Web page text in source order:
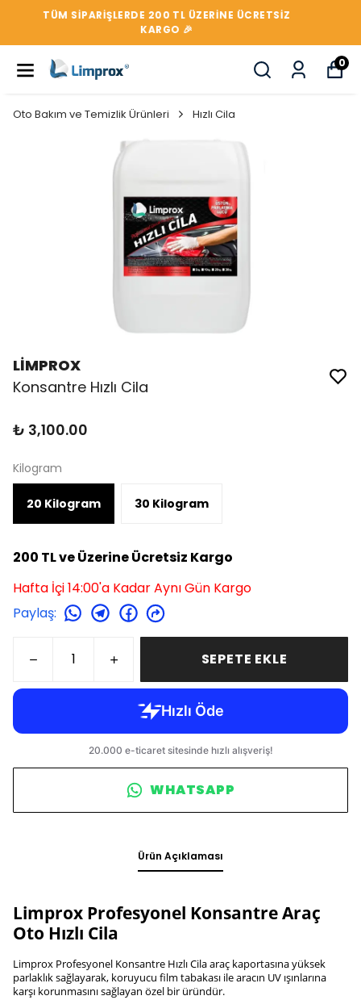
TÜM SIPARIŞLERDE 200 TL ÜZERİNE ÜCRETSİZ
KARGO 🎉
0
Oto Bakım ve Temizlik Ürünleri Hızlı Cila
LİMPROX
Konsantre Hızlı Cila
₺ 3,100.00
Kilogram
20 Kilogram 30 Kilogram
200 TL ve Üzerine Ücretsiz Kargo
Hafta İçi 14:00'a Kadar Aynı Gün Kargo
Paylaş:
SEPETE EKLE
WHATSAPP
Ürün Açıklaması
Limprox Profesyonel Konsantre Araç
Oto Hızlı Cila
Limprox Profesyonel Konsantre Hızlı Cila araç kaportasına yüksek
parlaklık sağlayarak, koruyucu film tabakası ile aracın UV ışınlarına
karşı korunmasını sağlayan özel bir üründür.